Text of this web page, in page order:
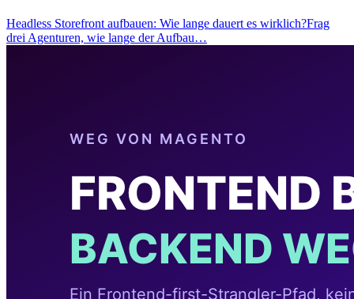
Headless Storefront aufbauen: Wie lange dauert es wirklich?Frag
drei Agenturen, wie lange der Aufbau…